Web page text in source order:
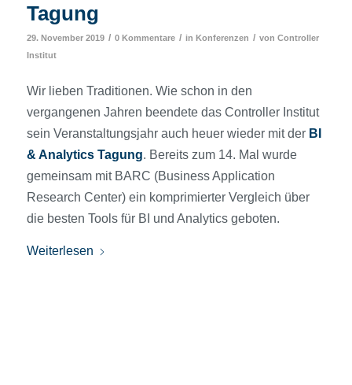
Tagung
29. November 2019 / 0 Kommentare / in Konferenzen / von Controller
Institut
Wir lieben Traditionen. Wie schon in den
vergangenen Jahren beendete das Controller Institut
sein Veranstaltungsjahr auch heuer wieder mit der BI
& Analytics Tagung. Bereits zum 14. Mal wurde
gemeinsam mit BARC (Business Application
Research Center) ein komprimierter Vergleich über
die besten Tools für BI und Analytics geboten.
Weiterlesen